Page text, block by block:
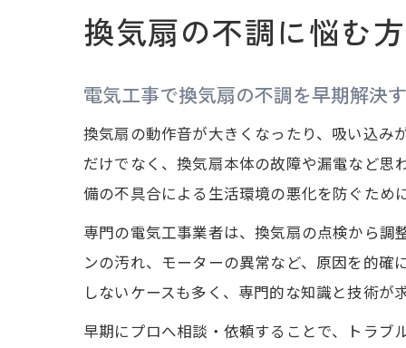
換気扇の不調に悩む
電気工事で換気扇の不調を早期解決
換気扇の動作音が大きくなったり、吸い込み
だけでなく、換気扇本体の故障や漏電など
備の不具合による生活環境の悪化を防ぐため
専門の電気工事業者は、換気扇の点検から調
ンの汚れ、モーターの異常など、原因を的
しないケースも多く、専門的な知識と技術が
早期にプロへ相談・依頼することで、トラブ